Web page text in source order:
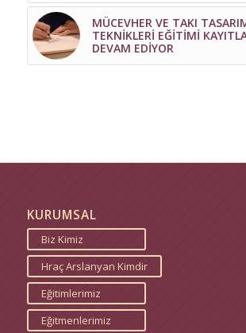
MÜCEVHER VE TAKI
TEKNİKLERİ EĞİTİMİ
DEVAM EDİYOR
KURUMSAL
Biz Kimiz
Hraç Arslanyan Kimdir
Eğitimlerimiz
Eğitmenlerimiz